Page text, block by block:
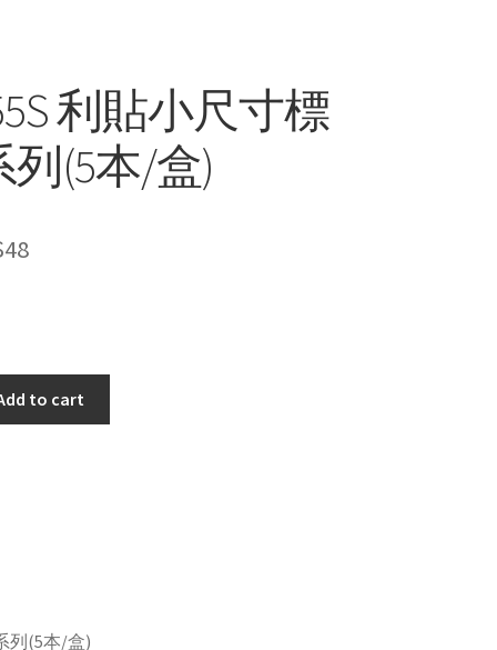
利貼小尺寸標
(5本/盒)
48
to cart
列(5本/盒)